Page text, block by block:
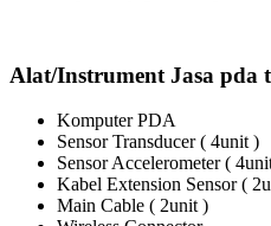
Alat/Instrument Jasa pda
Komputer PDA
Sensor Transducer ( 4unit )
Sensor Accelerometer (
Kabel Extension Sensor (
Main Cable ( 2unit )